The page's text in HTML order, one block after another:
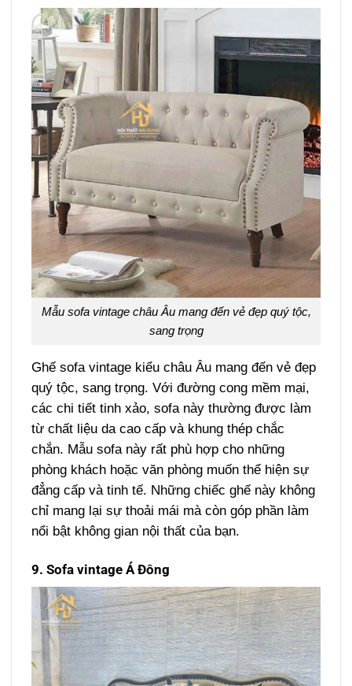
Mẫu sofa vintage châu Âu mang đến vẻ đẹp quý tộc,
sang trọng
Ghế sofa vintage kiểu châu Âu mang đến vẻ đẹp
quý tộc, sang trọng. Với đường cong mềm mại,
các chi tiết tinh xảo, sofa này thường được làm
từ chất liệu da cao cấp và khung thép chắc
chắn. Mẫu sofa này rất phù hợp cho những
phòng khách hoặc văn phòng muốn thể hiện sự
đẳng cấp và tinh tế. Những chiếc ghế này không
chỉ mang lại sự thoải mái mà còn góp phần làm
nổi bật không gian nội thất của bạn.
9. Sofa vintage Á Đông